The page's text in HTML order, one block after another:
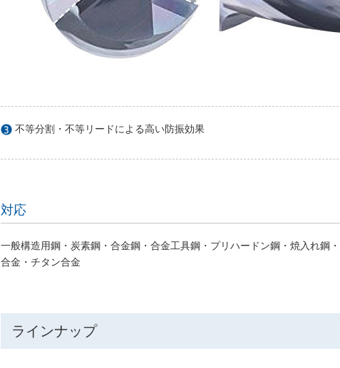
不等分割・不等リードによる高い防振効果
対応
一般構造用鋼・炭素鋼・合金鋼・合金工具鋼・プリハードン鋼・焼入れ鋼
合金・チタン合金
ラインナップ